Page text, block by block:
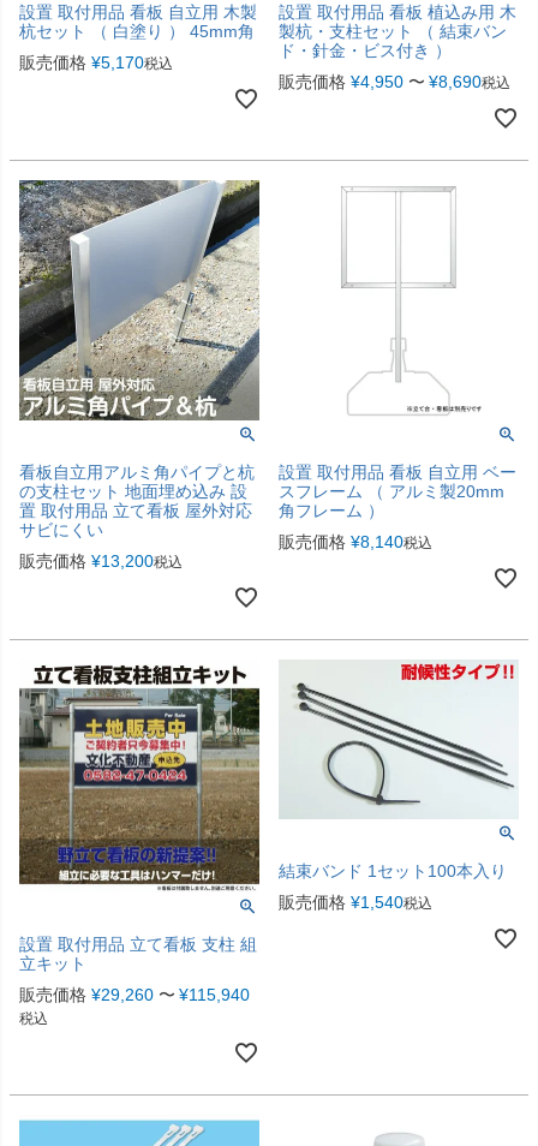
設置 取付用品 看板 自立用 木製
杭セット （ 白塗り ） 45mm角
販売価格 ¥5,170税込
設置 取付用品 看板 植込み用 木
製杭・支柱セット （ 結束バン
ド・針金・ビス付き ）
販売価格 ¥4,950 〜 ¥8,690税込
看板自立用アルミ角パイプと杭
の支柱セット 地面埋め込み 設
置 取付用品 立て看板 屋外対応
サビにくい
販売価格 ¥13,200税込
設置 取付用品 看板 自立用 ベー
スフレーム （ アルミ製20mm
角フレーム ）
販売価格 ¥8,140税込
設置 取付用品 立て看板 支柱 組
立キット
販売価格 ¥29,260 〜 ¥115,940
税込
結束バンド 1セット100本入り
販売価格 ¥1,540税込